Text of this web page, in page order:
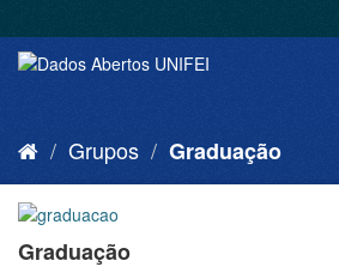
Grupos Graduação
Graduação